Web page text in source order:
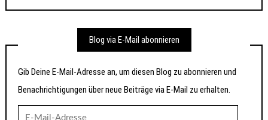
Blog via E-Mail abonnieren
Gib Deine E-Mail-Adresse an, um diesen Blog zu abonnieren und
Benachrichtigungen über neue Beiträge via E-Mail zu erhalten.